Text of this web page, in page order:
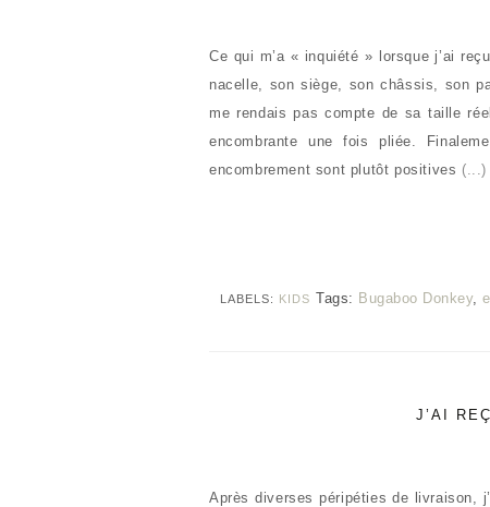
Ce qui m’a « inquiété » lorsque j’ai
nacelle, son siège, son châssis, son
me rendais pas compte de sa taille
encombrante une fois pliée.
encombrement sont plutôt positives (...)
LABELS: KIDS Tags: Bugaboo Donkey,
J’AI
Après diverses péripéties de livraison,